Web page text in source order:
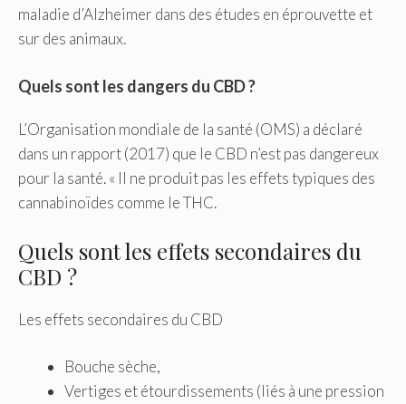
maladie d’Alzheimer dans des études en éprouvette et
sur des animaux.
Quels sont les dangers du CBD ?
L’Organisation mondiale de la santé (OMS) a déclaré
dans un rapport (2017) que le CBD n’est pas dangereux
pour la santé. « Il ne produit pas les effets typiques des
cannabinoïdes comme le THC.
Quels sont les effets secondaires du
CBD ?
Les effets secondaires du CBD
Bouche sèche,
Vertiges et étourdissements (liés à une pression